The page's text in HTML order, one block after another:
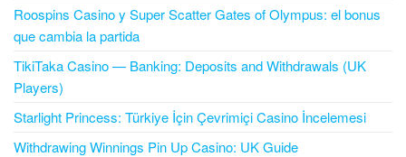
Roospins Casino y Super Scatter Gates of Olympus: el bonus
que cambia la partida
TikiTaka Casino — Banking: Deposits and Withdrawals (UK
Players)
Starlight Princess: Türkiye İçin Çevrimiçi Casino İncelemesi
Withdrawing Winnings Pin Up Casino: UK Guide